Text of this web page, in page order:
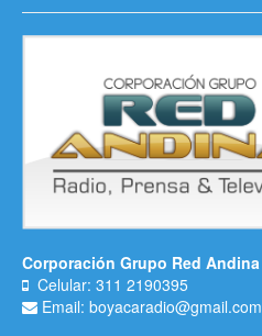
Corporación Grupo Red Andina
Celular: 311 2190395
Email: boyacaradio@gmail.com